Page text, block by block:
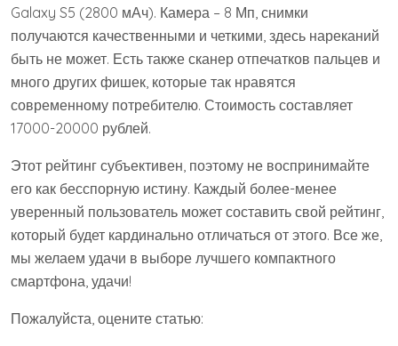
Galaxy S5 (2800 мАч). Камера – 8 Мп, снимки
получаются качественными и четкими, здесь нареканий
быть не может. Есть также сканер отпечатков пальцев и
много других фишек, которые так нравятся
современному потребителю. Стоимость составляет
17000-20000 рублей.
Этот рейтинг субъективен, поэтому не воспринимайте
его как бесспорную истину. Каждый более-менее
уверенный пользователь может составить свой рейтинг,
который будет кардинально отличаться от этого. Все же,
мы желаем удачи в выборе лучшего компактного
смартфона, удачи!
Пожалуйста, оцените статью: